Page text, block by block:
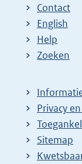
Contact
English
Help
Zoeken
Privacy
Sitemap
E